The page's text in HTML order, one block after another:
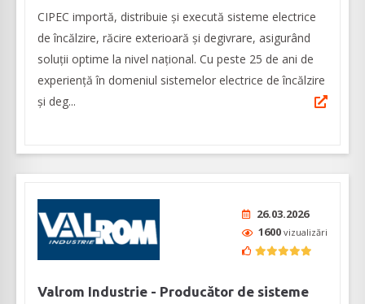
CIPEC importă, distribuie și execută sisteme electrice
de încălzire, răcire exterioară și degivrare, asigurând
soluții optime la nivel național. Cu peste 25 de ani de
experiență în domeniul sistemelor electrice de încălzire
și deg...
26.03.2026
1600 vizualizări
Valrom Industrie - Producător de sisteme